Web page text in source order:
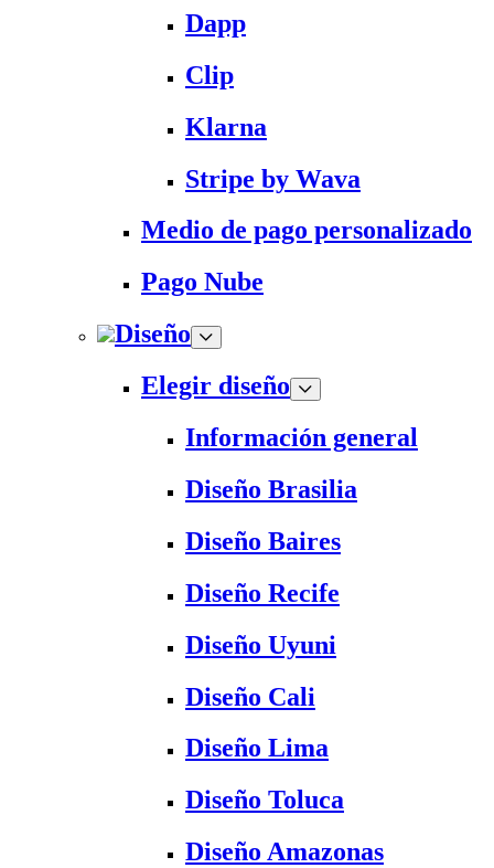
Dapp
Clip
Klarna
Stripe by Wava
Medio de pago personalizado
Pago Nube
Diseño
Elegir diseño
Información general
Diseño Brasilia
Diseño Baires
Diseño Recife
Diseño Uyuni
Diseño Cali
Diseño Lima
Diseño Toluca
Diseño Amazonas